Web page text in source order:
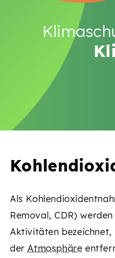
Als
Removal, CDR)
Aktivitäten
derAtmosphäre